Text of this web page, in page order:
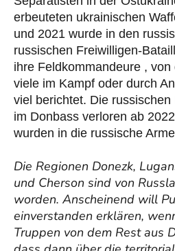
erbeuteten ukrainischen
und 2021 wurde in den
russischen Freiwilligen-
ihre Feldkommandeure ,
viele im Kampf oder durch
viel berichtet. Die
im Donbass verloren ab
wurden in die russische
Die Regionen Donezk,
und Cherson sind von
worden. Anscheinend will
einverstanden erklären,
Truppen von dem Rest aus